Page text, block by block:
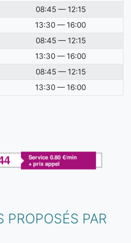
08:45 — 12:15
13:30 — 16:00
08:45 — 12:15
13:30 — 16:00
08:45 — 12:15
13:30 — 16:00
PROPOSÉS PAR